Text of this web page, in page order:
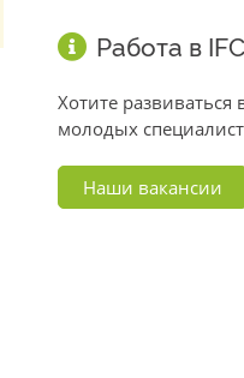
Работа в
Хотите
молодых
Наши вакансии